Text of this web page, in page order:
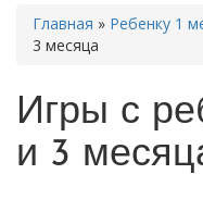
Главная » Ребенку 1
3 месяца
Игры с
и 3